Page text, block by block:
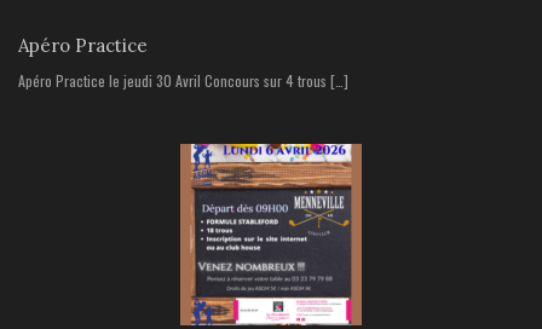
Apéro Practice
Apéro Practice le jeudi 30 Avril Concours sur 4 trous […]